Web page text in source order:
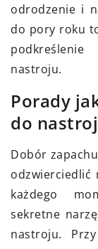
odrodzenie i
do pory roku
nastroju.
Porady
do
Dobór
każdego
sekretne
nastroju.